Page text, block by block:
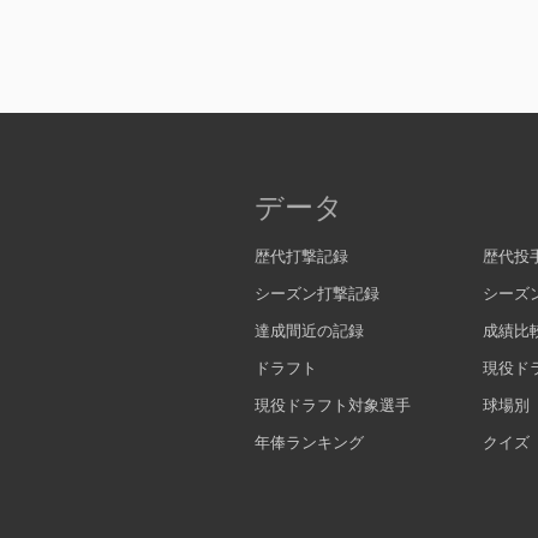
データ
歴代打撃記録
歴代投
シーズン打撃記録
シーズ
達成間近の記録
成績比
ドラフト
現役ド
現役ドラフト対象選手
球場別
年俸ランキング
クイズ